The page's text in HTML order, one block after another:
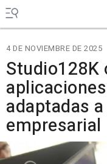
4 DE NOVIEMBRE DE 2025
Studio128K
adaptadas
empresarial